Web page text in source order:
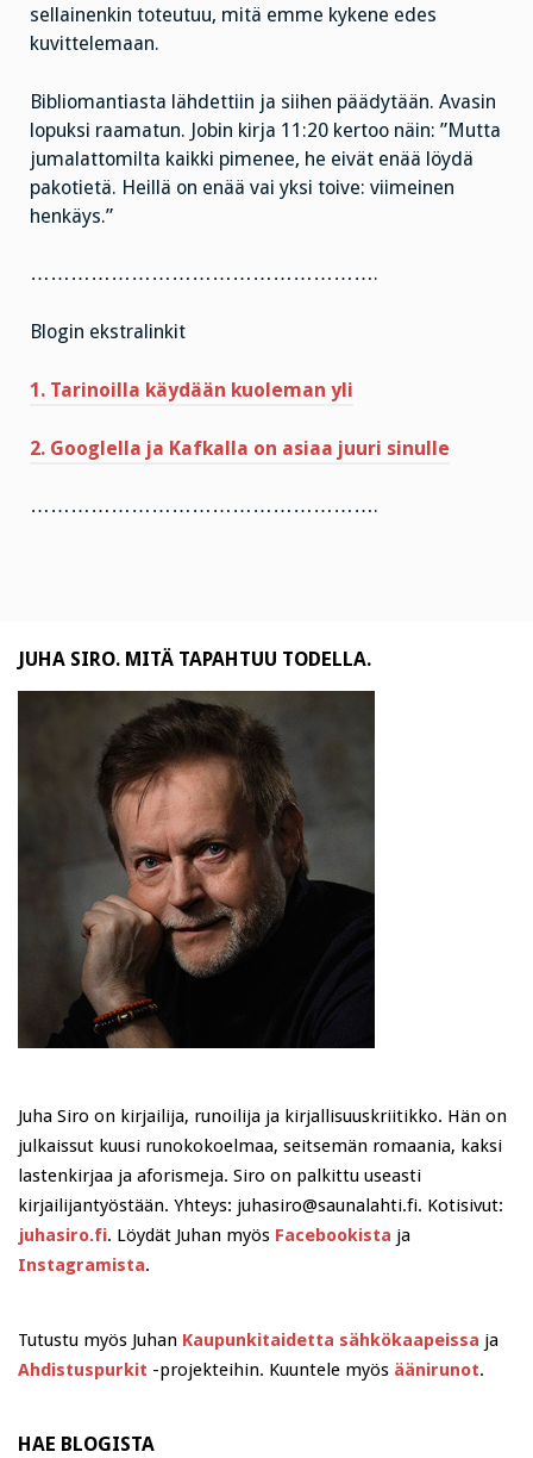
sellainenkin toteutuu, mitä emme kykene edes
kuvittelemaan.
Bibliomantiasta lähdettiin ja siihen päädytään. Avasin
lopuksi raamatun. Jobin kirja 11:20 kertoo näin: ”Mutta
jumalattomilta kaikki pimenee, he eivät enää löydä
pakotietä. Heillä on enää vai yksi toive: viimeinen
henkäys.”
…………………………………………….
Blogin ekstralinkit
1. Tarinoilla käydään kuoleman yli
2. Googlella ja Kafkalla on asiaa juuri sinulle
…………………………………………….
JUHA SIRO. MITÄ TAPAHTUU TODELLA.
Juha Siro on kirjailija, runoilija ja kirjallisuuskriitikko. Hän on
julkaissut kuusi runokokoelmaa, seitsemän romaania, kaksi
lastenkirjaa ja aforismeja. Siro on palkittu useasti
kirjailijantyöstään. Yhteys: juhasiro@saunalahti.fi. Kotisivut:
juhasiro.fi. Löydät Juhan myös Facebookista ja
Instagramista.
Tutustu myös Juhan Kaupunkitaidetta sähkökaapeissa ja
Ahdistuspurkit -projekteihin. Kuuntele myös äänirunot.
HAE BLOGISTA